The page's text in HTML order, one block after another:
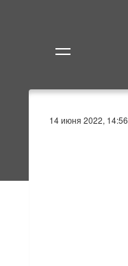
14 июня 2022, 14:56